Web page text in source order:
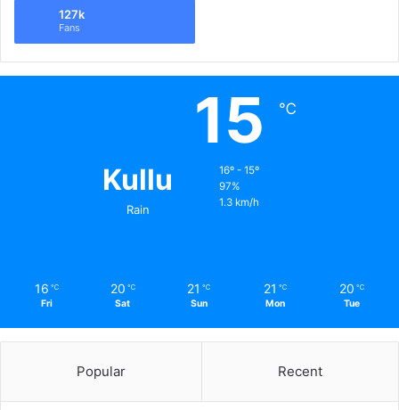
127k
Fans
Kullu
Rain
15 ℃
16º - 15º
97%
1.3 km/h
16 ℃
Fri
20 ℃
Sat
21 ℃
Sun
21 ℃
Mon
20 ℃
Tue
Popular Recent